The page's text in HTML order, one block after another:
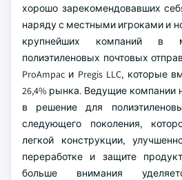
хорошо зарекомендовавших
наряду с местными игроками и
крупнейших компаний в
полиэтиленовых почтовых
ProAmpac и Pregis LLC, которые
26,4% рынка. Ведущие компании
в решение для
следующего поколения,
легкой конструкции,
переработке и защите
больше внимания